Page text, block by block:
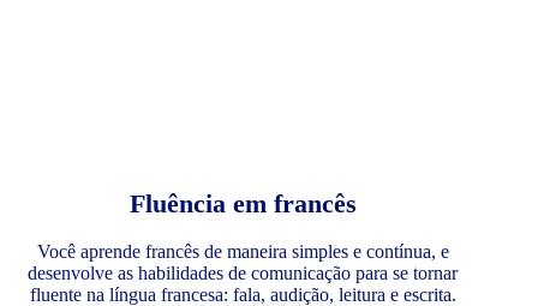
Fluência em francês
Você aprende francês de maneira simples e contínua, e
desenvolve as habilidades de comunicação para se tornar
fluente na língua francesa: fala, audição, leitura e escrita.